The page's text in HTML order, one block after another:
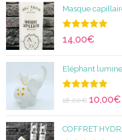
Masque
Note5.00
sur 5
14,00€
Eléphant
Note
5.00
sur 5
18,00€ 10,00€
COFFRET